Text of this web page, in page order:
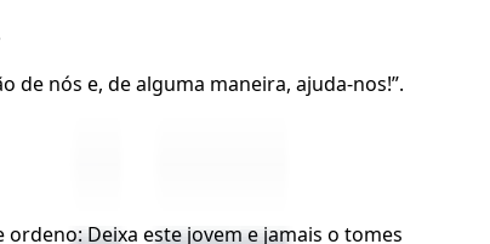
de nós e, de alguma maneira, ajuda-nos!”.
Deixa este jovem e jamais o tomes